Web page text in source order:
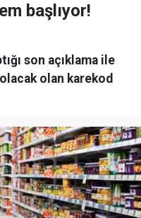
başlıyor!
son açıklama ile
olan karekod